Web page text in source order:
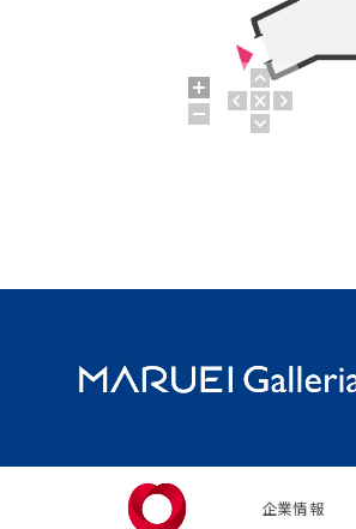
企業情報